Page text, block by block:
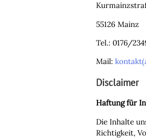
55126 Mainz
Tel.: 0176/
Mail:
Disclaimer
Haftung für
Die Inhalte
Richtigkeit,